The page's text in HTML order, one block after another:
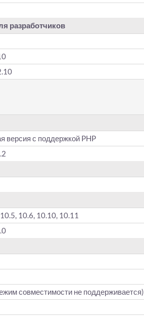
разработчиков
версия с поддержкой PHP
10.6, 10.10, 10.11
совместимости не поддерживается)